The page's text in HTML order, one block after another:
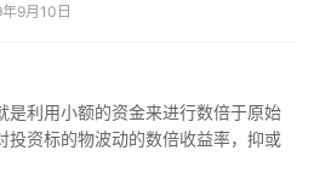
9月10日
利用小额的资金来进行数倍于原始
投资标的物波动的数倍收益率，抑或
金)的增减不以标的资产的波动比例来